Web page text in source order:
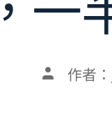
一
文 作者：